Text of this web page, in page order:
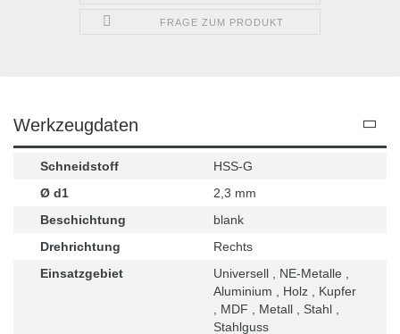
FRAGE ZUM PRODUKT
Werkzeugdaten
Schneidstoff
HSS-G
Ø d1
2,3 mm
Beschichtung
blank
Drehrichtung
Rechts
Einsatzgebiet
Universell , NE-Metalle ,
Aluminium , Holz , Kupfer
, MDF , Metall , Stahl ,
Stahlguss